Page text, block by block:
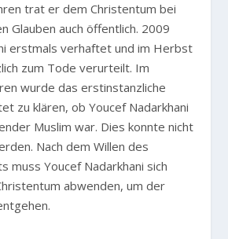
trat er dem Christentum bei
Glauben auch öffentlich. 2009
erstmals verhaftet und im Herbst
zum Tode verurteilt. Im
wurde das erstinstanzliche
zu klären, ob Youcef Nadarkhani
Muslim war. Dies konnte nicht
Nach dem Willen des
muss Youcef Nadarkhani sich
abwenden, um der